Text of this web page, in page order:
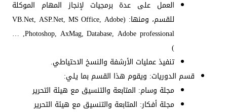
العمل على عدة برمجيات لإنجاز المهام الموكلة
للقسم، ومنها: (VB.Net, ASP.Net, MS Office, Adobe
Photoshop, AxMag, Database, Adobe professional, …
)
تنفيذ عمليات الأرشفة والنسخ الاحتياطي.
قسم الدوريات: ويقوم هذا القسم بما يلي:
مجلة وسام: المتابعة والتنسيق مع هيئة التحرير
مجلة أفكار: المتابعة والتنسيق مع هيئة التحرير